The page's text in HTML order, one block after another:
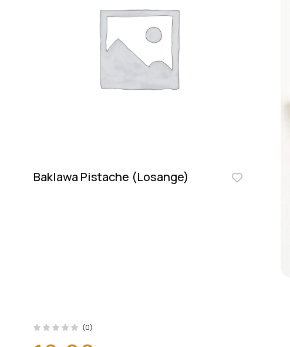
Baklawa Pistache (Losange)
(0)